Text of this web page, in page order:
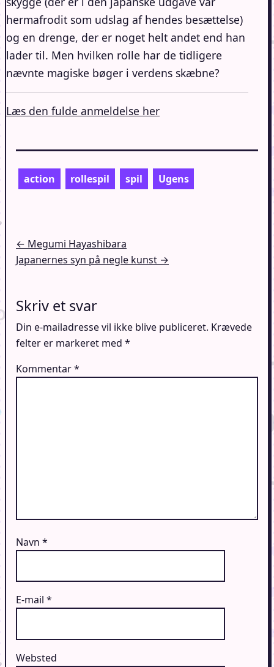
hermafrodit som udslag af hendes besættelse)
og en drenge, der er noget helt andet end han
lader til. Men hvilken rolle har de tidligere
nævnte magiske bøger i verdens skæbne?
Læs den fulde anmeldelse her
action rollespil spil Ugens
Indlægsnavigation
← Megumi Hayashibara
Japanernes syn på negle kunst →
Skriv et svar
Din e-mailadresse vil ikke blive publiceret. Krævede
felter er markeret med *
Kommentar*
Navn *
E-mail *
Websted